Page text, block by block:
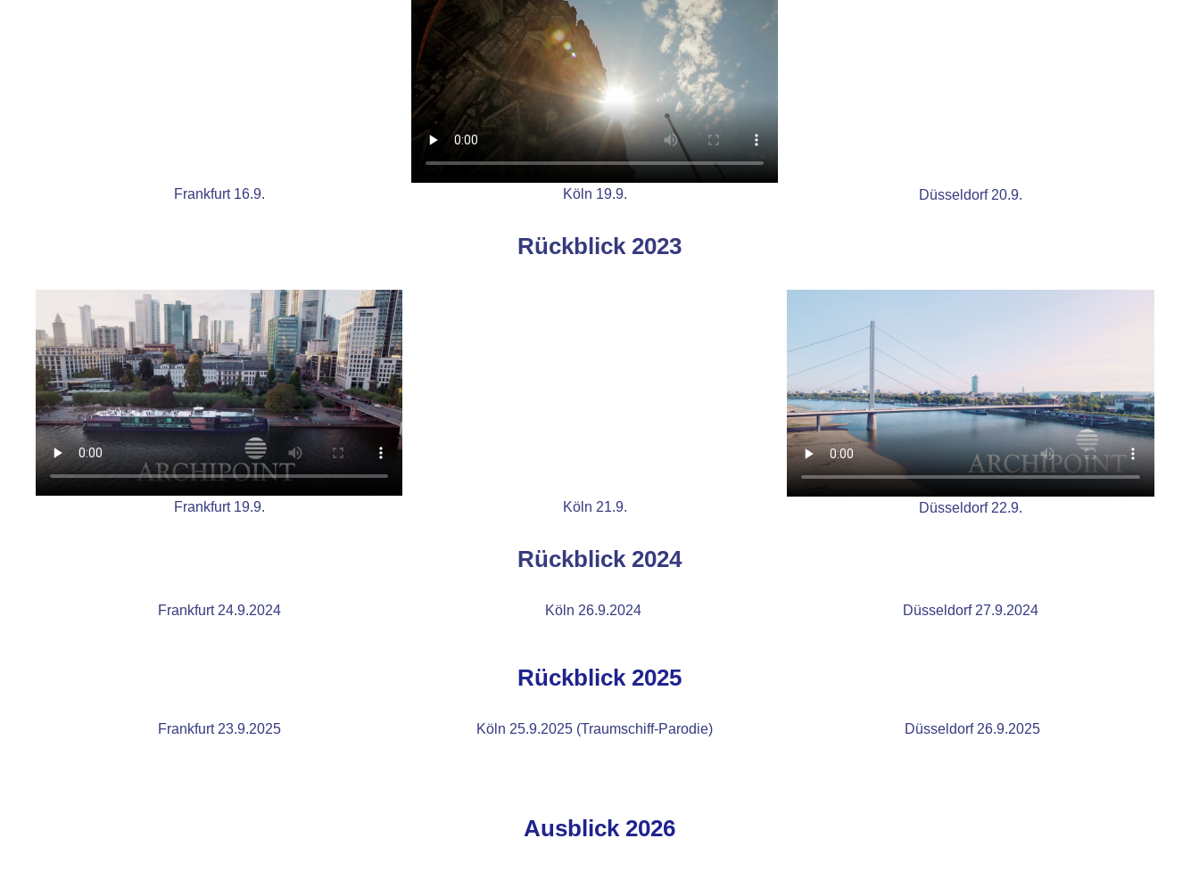
Frankfurt 16.9. Köln 19.9. Düsseldorf 20.9.
Rückblick 2023
Frankfurt 19.9. Köln 21.9. Düsseldorf 22.9.
Rückblick 2024
Frankfurt 24.9.2024 Köln 26.9.2024 Düsseldorf 27.9.2024
Rückblick 2025
Frankfurt 23.9.2025 Köln 25.9.2025 (Traumschiff-Parodie) Düsseldorf 26.9.2025
Ausblick 2026